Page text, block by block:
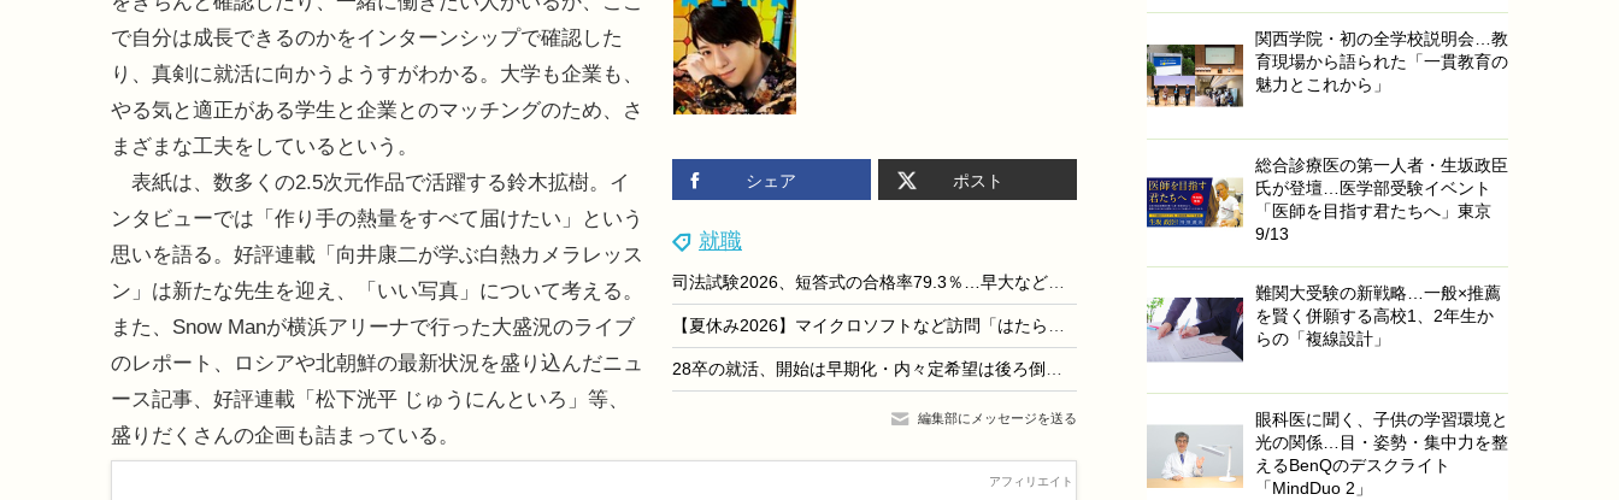
シェア ポスト
就職
司法試験2026、短答式の合格率79.3％…早大など大学院別結果も
【夏休み2026】マイクロソフトなど訪問「はたらくえすと」8/24-29…大学生対象
28卒の就活、開始は早期化・内々定希望は後ろ倒し…dodaキャンパス調査
編集部にメッセージを送る
で自分は成長できるのかをインターンシップで確認した
り、真剣に就活に向かうようすがわかる。大学も企業も、
やる気と適正がある学生と企業とのマッチングのため、さ
まざまな工夫をしているという。
表紙は、数多くの2.5次元作品で活躍する鈴木拡樹。イ
ンタビューでは「作り手の熱量をすべて届けたい」という
思いを語る。好評連載「向井康二が学ぶ白熱カメラレッス
ン」は新たな先生を迎え、「いい写真」について考える。
また、Snow Manが横浜アリーナで行った大盛況のライブ
のレポート、ロシアや北朝鮮の最新状況を盛り込んだニュ
ース記事、好評連載「松下洸平 じゅうにんといろ」等、
盛りだくさんの企画も詰まっている。
関西学院・初の全学校説明会…教
育現場から語られた「一貫教育の
魅力とこれから」
総合診療医の第一人者・生坂政臣
氏が登壇…医学部受験イベント
「医師を目指す君たちへ」東京
9/13
難関大受験の新戦略…一般×推薦
を賢く併願する高校1、2年生か
らの「複線設計」
眼科医に聞く、子供の学習環境と
光の関係…目・姿勢・集中力を整
えるBenQのデスクライト
「MindDuo 2」